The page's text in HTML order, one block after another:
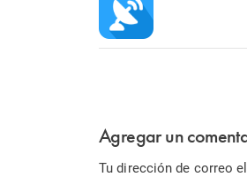
Agregar un
Tu dirección de correo